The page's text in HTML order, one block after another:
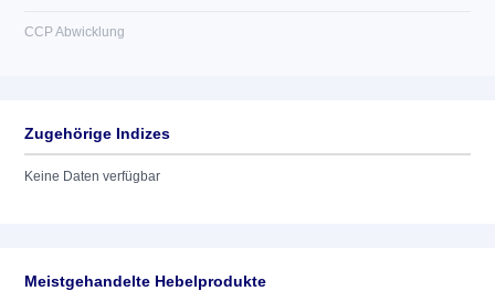
CCP Abwicklung
Zugehörige Indizes
Keine Daten verfügbar
Meistgehandelte Hebelprodukte